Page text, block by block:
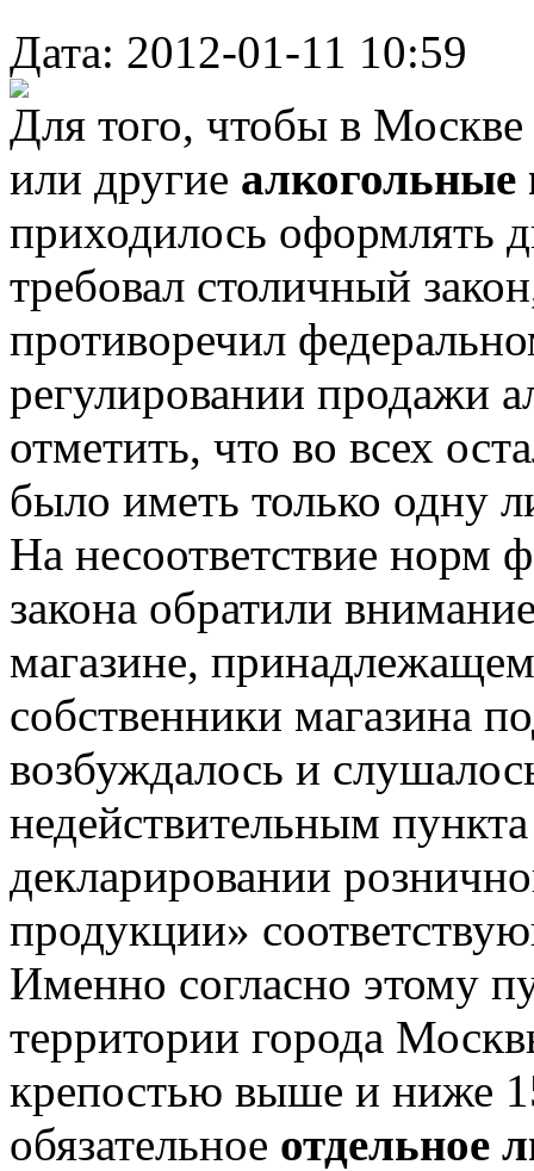
Дата: 2012-01-11 10:59
Для того, чтобы в
или другие алкогольные
приходилось оформлять
требовал столичный
противоречил
регулировании продажи
отметить, что во всех
было иметь только одну
На несоответствие норм
закона обратили
магазине,
собственники магазина
возбуждалось и
недействительным
декларировании
продукции»
Именно согласно этому
территории города
крепостью выше и ниже
обязательное отдельное